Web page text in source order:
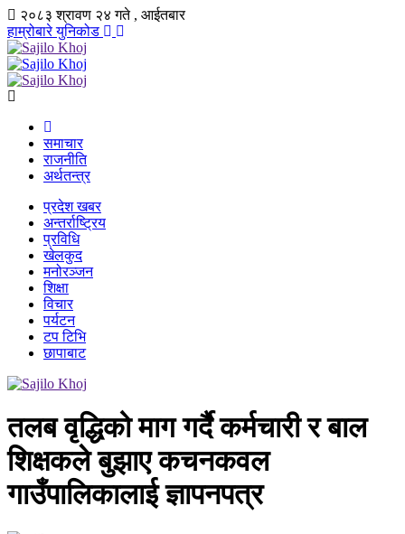
२०८३ श्रावण २४ गते , आईतबार
हाम्रोबारेयुनिकोड
समाचार
राजनीति
अर्थतन्त्र
प्रदेश खबर
अन्तर्राष्ट्रिय
प्रविधि
खेलकुद
मनोरञ्जन
शिक्षा
विचार
पर्यटन
टप टिभि
छापाबाट
तलब वृद्धिको माग गर्दै कर्मचारी र बाल
शिक्षकले बुझाए कचनकवल
गाउँपालिकालाई ज्ञापनपत्र